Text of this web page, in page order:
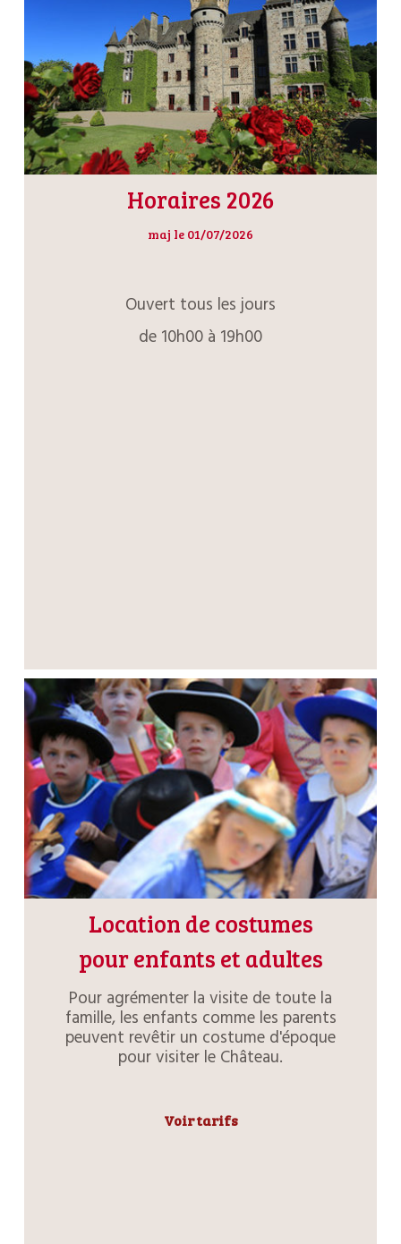
Horaires 2026
maj le 01/07/2026
Ouvert tous les jours
de 10h00 à 19h00
Location de costumes
pour enfants et adultes
Pour agrémenter la visite de toute la
famille, les enfants comme les parents
peuvent revêtir un costume d'époque
pour visiter le Château.
Voir tarifs